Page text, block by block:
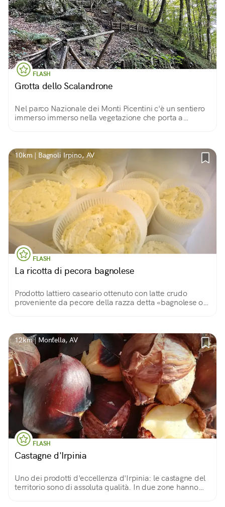
FLASH
Grotta dello Scalandrone
Nel parco Nazionale dei Monti Picentini c'è un sentiero
immerso immerso nella vegetazione che porta a
10km | Bagnoli Irpino, AV
FLASH
La ricotta di pecora bagnolese
Prodotto lattiero caseario ottenuto con latte crudo
proveniente da pecore della razza detta «bagnolese o
12km | Montella, AV
FLASH
Castagne d'Irpinia
Uno dei prodotti d'eccellenza d'Irpinia: le castagne del
territorio sono di assoluta qualità. In due zone hanno